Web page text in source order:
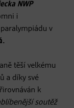
NWP
i
v
těší velkému
a díky své
k
soutěž